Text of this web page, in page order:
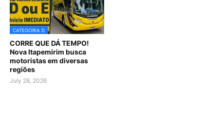
CATEGORIA D
CORRE QUE DÁ TEMPO!
Nova Itapemirim busca
motoristas em diversas
regiões
July 28, 2026